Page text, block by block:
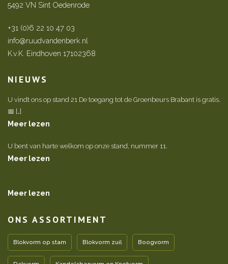
5492 VN Sint Oedenrode
+31 (0)6 22 10 47 03
info@ruudvandenberk.nl
K.v.K. Eindhoven 17102368
NIEUWS
U vindt ons op stand 21 De toegang tot de Groenbeurs Brabant is gratis.
📅 […]
Meer lezen
U bent van harte welkom op onze stand, nummer 11.
Meer lezen
Meer lezen
ONS ASSORTIMENT
Blokvorm op stam Blokvorm zuil Boogvorm